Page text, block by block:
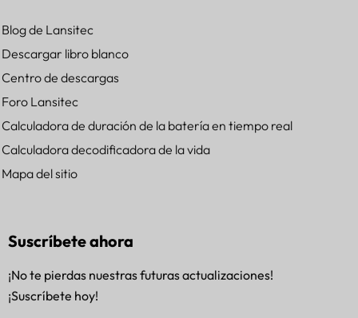
Blog de Lansitec
Descargar libro blanco
Centro de descargas
Foro Lansitec
Calculadora de duración de la batería en tiempo real
Calculadora decodificadora de la vida
Mapa del sitio
Suscríbete ahora
¡No te pierdas nuestras futuras actualizaciones!
¡Suscríbete hoy!